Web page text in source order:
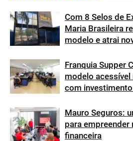
Com 8 Selos de
Maria Brasileira
modelo e atrai
Franquia Supper
modelo
com
Mauro Seguros:
para
financeira